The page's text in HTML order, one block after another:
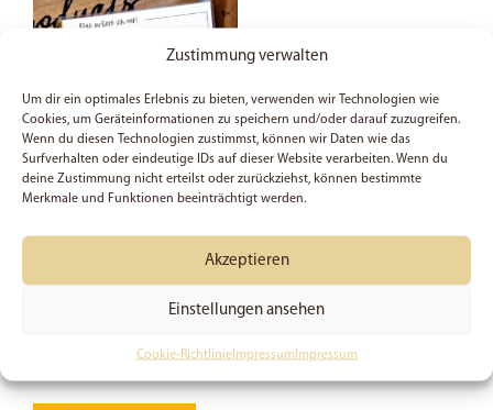
Zustimmung verwalten
Um dir ein optimales Erlebnis zu bieten, verwenden wir Technologien wie
Cookies, um Geräteinformationen zu speichern und/oder darauf zuzugreifen.
Wenn du diesen Technologien zustimmst, können wir Daten wie das
Surfverhalten oder eindeutige IDs auf dieser Website verarbeiten. Wenn du
deine Zustimmung nicht erteilst oder zurückziehst, können bestimmte
Merkmale und Funktionen beeinträchtigt werden.
Akzeptieren
Einstellungen ansehen
Cookie-RichtlinieImpressum Impressum
Kleiner Notizblock |
Christlich | Notepad |
Dieses